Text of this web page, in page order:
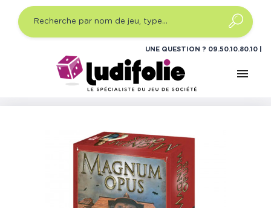
UNE QUESTION ? 09.50.10.80.10
menu
Jeux de société
Jeux de société famille
Magnum Opus : Le Grand Oeuvre